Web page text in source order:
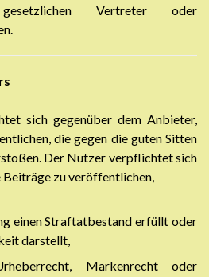
Vertreter oder
sich gegenüber dem Anbieter,
die gegen die guten Sitten
Der Nutzer verpflichtet sich
Beiträge zu veröffentlichen,
einen Straftatbestand erfüllt oder
darstellt,
Markenrecht oder